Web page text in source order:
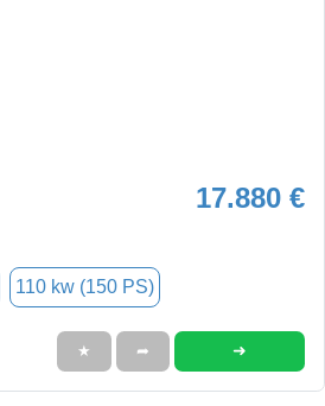
17.880 €
110 kw (150 PS)
★ ➦ ➜